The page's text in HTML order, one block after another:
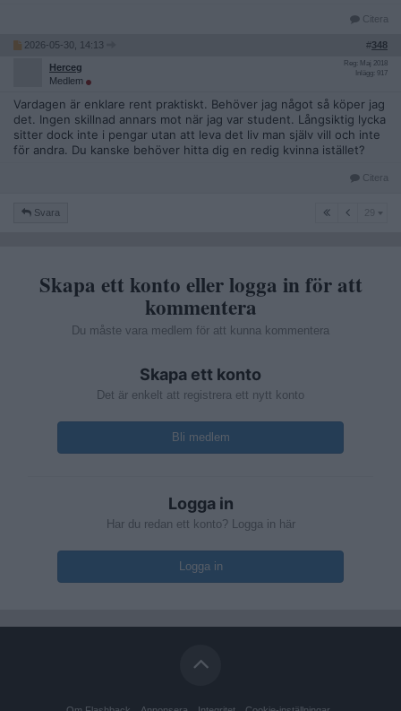
Citera
2026-05-30, 14:13 #348
Herceg
Medlem
Reg: Maj 2018
Inlägg: 917
Vardagen är enklare rent praktiskt. Behöver jag något så köper jag
det. Ingen skillnad annars mot när jag var student. Långsiktig lycka
sitter dock inte i pengar utan att leva det liv man själv vill och inte
för andra. Du kanske behöver hitta dig en redig kvinna istället?
Citera
Svara
Skapa ett konto eller logga in för att
kommentera
Du måste vara medlem för att kunna kommentera
Skapa ett konto
Det är enkelt att registrera ett nytt konto
Bli medlem
Logga in
Har du redan ett konto? Logga in här
Logga in